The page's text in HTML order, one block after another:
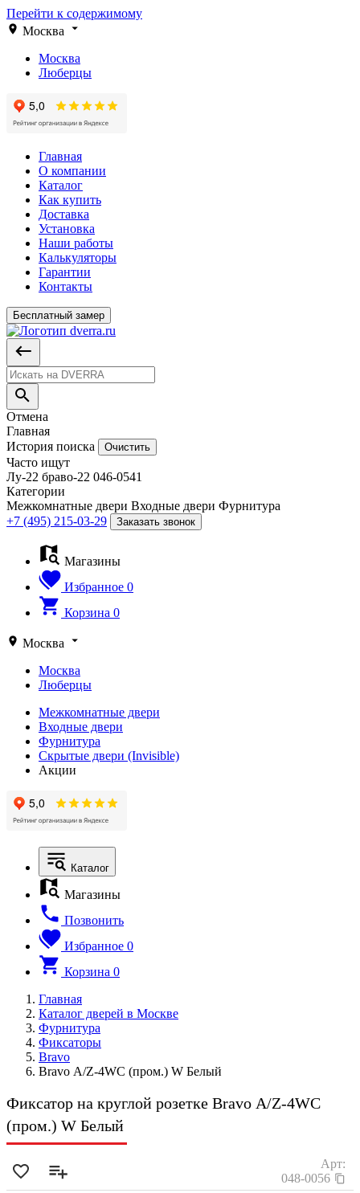
Перейти к содержимому
Москва
Москва
Люберцы
Главная
О компании
Каталог
Как купить
Доставка
Установка
Наши работы
Калькуляторы
Гарантии
Контакты
Бесплатный замер
Отмена
Главная
История поиска
Очистить
Часто ищут
Лу-22 браво-22 046-0541
Категории
Межкомнатные двери Входные двери Фурнитура
+7 (495) 215-03-29
Заказать звонок
Магазины
Избранное 0
Корзина 0
Москва
Москва
Люберцы
Межкомнатные двери
Входные двери
Фурнитура
Скрытые двери (Invisible)
Акции
Каталог
Магазины
Позвонить
Избранное 0
Корзина 0
Главная
Каталог дверей в Москве
Фурнитура
Фиксаторы
Bravo
Bravo А/Z-4WC (пром.) W Белый
Фиксатор на круглой розетке Bravo А/Z-4WC
(пром.) W Белый
Арт:
048-0056